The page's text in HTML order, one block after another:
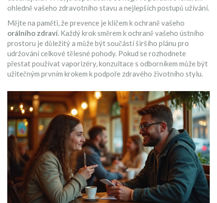
ohledně vašeho zdravotního stavu a nejlepších postupů užívání.
Mějte na paměti, že prevence je klíčem k ochraně vašeho
orálního zdraví. Každý krok směrem k ochraně vašeho ústního
prostoru je důležitý a může být součástí širšího plánu pro
udržování celkové tělesné pohody. Pokud se rozhodnete
přestat používat vaporizéry, konzultace s odborníkem může být
užitečným prvním krokem k podpoře zdravého životního stylu.